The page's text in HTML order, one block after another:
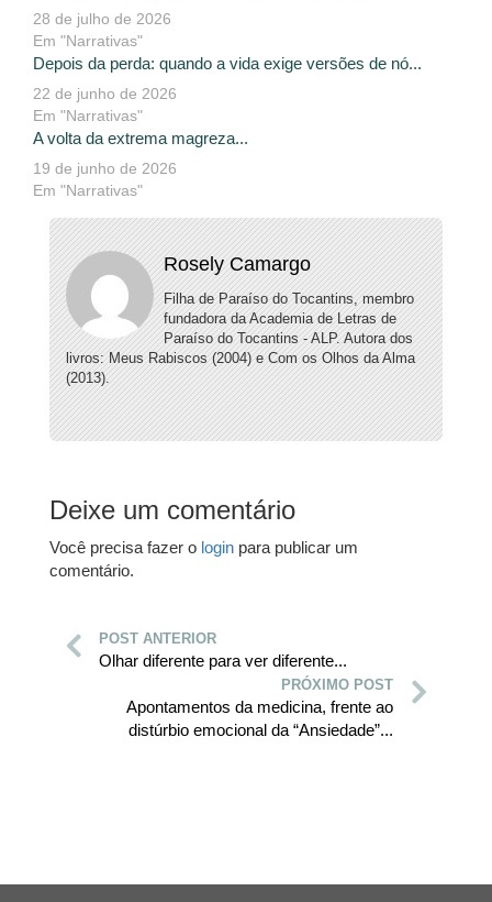
28 de julho de 2026
Em "Narrativas"
Depois da perda: quando a vida exige versões de nó...
22 de junho de 2026
Em "Narrativas"
A volta da extrema magreza...
19 de junho de 2026
Em "Narrativas"
Rosely Camargo
Filha de Paraíso do Tocantins, membro
fundadora da Academia de Letras de
Paraíso do Tocantins - ALP. Autora dos
livros: Meus Rabiscos (2004) e Com os Olhos da Alma
(2013).
Deixe um comentário
Você precisa fazer o login para publicar um
comentário.
POST ANTERIOR
Olhar diferente para ver diferente...
PRÓXIMO POST
Apontamentos da medicina, frente ao
distúrbio emocional da “Ansiedade”...